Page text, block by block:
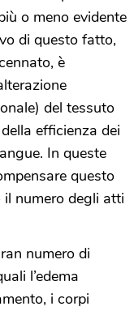
o meno evidente
di questo fatto,
è
del tessuto
efficienza dei
In queste
questo
numero degli atti
numero di
l’edema
i corpi